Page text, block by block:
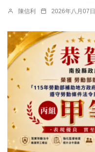
陳信利 2026年八月07日